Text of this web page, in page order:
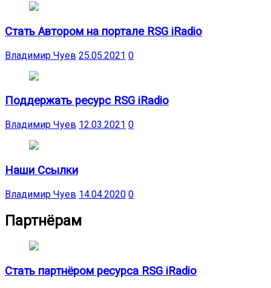
Стать Автором на портале RSG iRadio
Владимир Чуев 25.05.2021 0
Поддержать ресурс RSG iRadio
Владимир Чуев 12.03.2021 0
Наши Ссылки
Владимир Чуев 14.04.2020 0
Партнёрам
Стать партнёром ресурса RSG iRadio